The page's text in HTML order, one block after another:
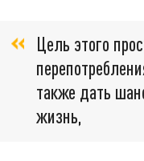
Цель этого
также дать
жизнь,